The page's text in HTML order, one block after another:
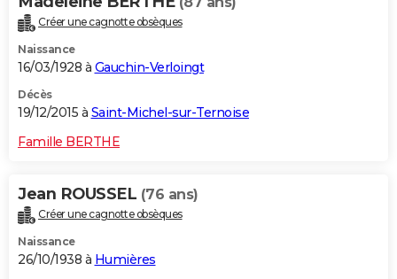
Créer une cagnotte obsèques
Naissance
16/03/1928 à Gauchin-Verloingt
Décès
19/12/2015 à Saint-Michel-sur-Ternoise
Famille BERTHE
Jean ROUSSEL (76 ans)
Créer une cagnotte obsèques
Naissance
26/10/1938 à Humières